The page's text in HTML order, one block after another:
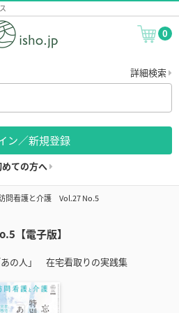
0
詳細検索
ン／新規登録
ての方へ
問看護と介護 Vol.27 No.5
【電子版】
の人」 在宅看取りの実践集